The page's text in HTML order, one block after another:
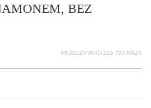
BEZ
PRZECZYTANO 226 720 RAZY